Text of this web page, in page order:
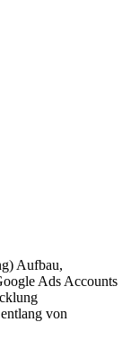
Aufbau,
Ads Accounts
von